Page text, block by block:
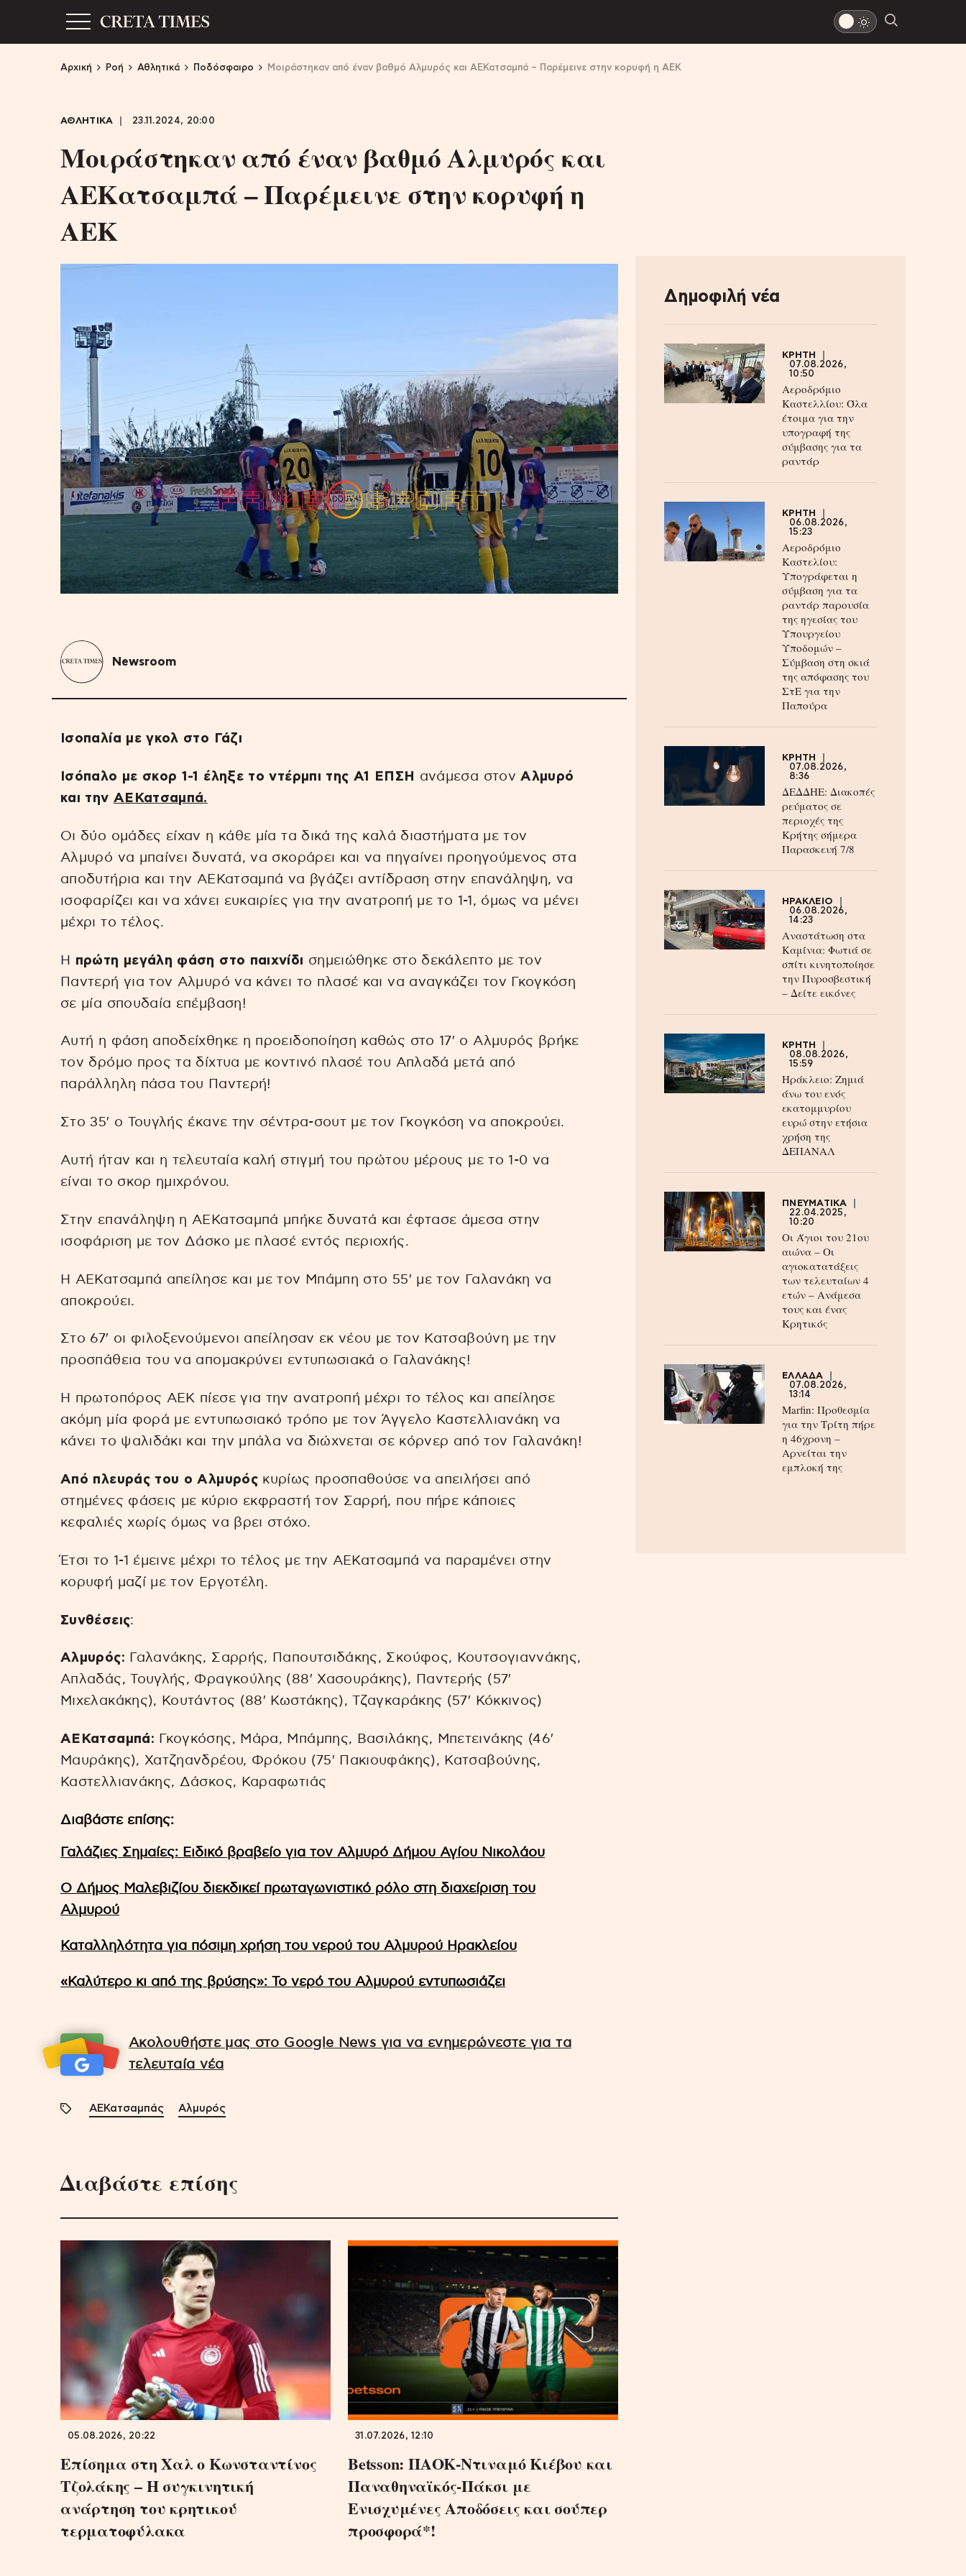
Αρχική Ροή Αθλητικά Ποδόσφαιρο Μοιράστηκαν από έναν βαθμό Αλμυρός και ΑΕΚατσαμπά – Παρέμεινε στην κορυφή η ΑΕΚ
ΑΘΛΗΤΙΚΑ 23.11.2024, 20:00
Μοιράστηκαν από έναν βαθμό Αλμυρός και
ΑΕΚατσαμπά – Παρέμεινε στην κορυφή η
ΑΕΚ
Newsroom
Ισοπαλία με γκολ στο Γάζι
Ισόπαλο με σκορ 1-1 έληξε το ντέρμπι της Α1 ΕΠΣΗ ανάμεσα στονΑλμυρό
και την ΑΕΚατσαμπά.
Οι δύο ομάδες είχαν η κάθε μία τα δικά της καλά διαστήματα με τον
Αλμυρό να μπαίνει δυνατά, να σκοράρει και να πηγαίνει προηγούμενος στα
αποδυτήρια και την ΑΕΚατσαμπά να βγάζει αντίδραση στην επανάληψη, να
ισοφαρίζει και να χάνει ευκαιρίες για την ανατροπή με το 1-1, όμως να μένει
μέχρι το τέλος.
Η πρώτη μεγάλη φάση στο παιχνίδι σημειώθηκε στο δεκάλεπτο με τον
Παντερή για τον Αλμυρό να κάνει το πλασέ και να αναγκάζει τον Γκογκόση
σε μία σπουδαία επέμβαση!
Αυτή η φάση αποδείχθηκε η προειδοποίηση καθώς στο 17′ ο Αλμυρός βρήκε
τον δρόμο προς τα δίχτυα με κοντινό πλασέ του Απλαδά μετά από
παράλληλη πάσα του Παντερή!
Στο 35′ ο Τουγλής έκανε την σέντρα-σουτ με τον Γκογκόση να αποκρούει.
Αυτή ήταν και η τελευταία καλή στιγμή του πρώτου μέρους με το 1-0 να
είναι το σκορ ημιχρόνου.
Στην επανάληψη η ΑΕΚατσαμπά μπήκε δυνατά και έφτασε άμεσα στην
ισοφάριση με τον Δάσκο με πλασέ εντός περιοχής.
Η ΑΕΚατσαμπά απείλησε και με τον Μπάμπη στο 55′ με τον Γαλανάκη να
αποκρούει.
Στο 67′ οι φιλοξενούμενοι απείλησαν εκ νέου με τον Κατσαβούνη με την
προσπάθεια του να απομακρύνει εντυπωσιακά ο Γαλανάκης!
Η πρωτοπόρος ΑΕΚ πίεσε για την ανατροπή μέχρι το τέλος και απείλησε
ακόμη μία φορά με εντυπωσιακό τρόπο με τον Άγγελο Καστελλιανάκη να
κάνει το ψαλιδάκι και την μπάλα να διώχνεται σε κόρνερ από τον Γαλανάκη!
Από πλευράς του ο Αλμυρός κυρίως προσπαθούσε να απειλήσει από
στημένες φάσεις με κύριο εκφραστή τον Σαρρή, που πήρε κάποιες
κεφαλιές χωρίς όμως να βρει στόχο.
Έτσι το 1-1 έμεινε μέχρι το τέλος με την ΑΕΚατσαμπά να παραμένει στην
κορυφή μαζί με τον Εργοτέλη.
Συνθέσεις:
Αλμυρός: Γαλανάκης, Σαρρής, Παπουτσιδάκης, Σκούφος, Κουτσογιαννάκης,
Απλαδάς, Τουγλής, Φραγκούλης (88′ Χασουράκης), Παντερής (57′
Μιχελακάκης), Κουτάντος (88′ Κωστάκης), Τζαγκαράκης (57′ Κόκκινος)
ΑΕΚατσαμπά: Γκογκόσης, Μάρα, Μπάμπης, Βασιλάκης, Μπετεινάκης (46′
Μαυράκης), Χατζηανδρέου, Φρόκου (75′ Πακιουφάκης), Κατσαβούνης,
Καστελλιανάκης, Δάσκος, Καραφωτιάς
Διαβάστε επίσης:
Γαλάζιες Σημαίες: Ειδικό βραβείο για τον Αλμυρό Δήμου Αγίου Νικολάου
Ο Δήμος Μαλεβιζίου διεκδικεί πρωταγωνιστικό ρόλο στη διαχείριση του
Αλμυρού
Καταλληλότητα για πόσιμη χρήση του νερού του Αλμυρού Ηρακλείου
«Καλύτερο κι από της βρύσης»: Το νερό του Αλμυρού εντυπωσιάζει
Ακολουθήστε μας στο Google News για να ενημερώνεστε για τα
τελευταία νέα
ΑΕΚατσαμπάς Αλμυρός
Διαβάστε επίσης
05.08.2026, 20:22
Επίσημα στη Χαλ ο Κωνσταντίνος
Τζολάκης – Η συγκινητική
ανάρτηση του κρητικού
τερματοφύλακα
31.07.2026, 12:10
Betsson: ΠΑΟΚ-Ντιναμό Κιέβου και
Παναθηναϊκός-Πάκσι με
Ενισχυμένες Αποδόσεις και σούπερ
προσφορά*!
Δημοφιλή νέα
ΚΡΗΤΗ
07.08.2026,
10:50
Αεροδρόμιο
Καστελλίου: Όλα
έτοιμα για την
υπογραφή της
σύμβασης για τα
ραντάρ
ΚΡΗΤΗ
06.08.2026,
15:23
Αεροδρόμιο
Καστελίου:
Υπογράφεται η
σύμβαση για τα
ραντάρ παρουσία
της ηγεσίας του
Υπουργείου
Υποδομών –
Σύμβαση στη σκιά
της απόφασης του
ΣτΕ για την
Παπούρα
ΚΡΗΤΗ
07.08.2026,
8:36
ΔΕΔΔΗΕ: Διακοπές
ρεύματος σε
περιοχές της
Κρήτης σήμερα
Παρασκευή 7/8
ΗΡΑΚΛΕΙΟ
06.08.2026,
14:23
Αναστάτωση στα
Καμίνια: Φωτιά σε
σπίτι κινητοποίησε
την Πυροσβεστική
– Δείτε εικόνες
ΚΡΗΤΗ
08.08.2026,
15:59
Ηράκλειο: Ζημιά
άνω του ενός
εκατομμυρίου
ευρώ στην ετήσια
χρήση της
ΔΕΠΑΝΑΛ
ΠΝΕΥΜΑΤΙΚΑ
22.04.2025,
10:20
Οι Άγιοι του 21ου
αιώνα – Οι
αγιοκατατάξεις
των τελευταίων 4
ετών – Ανάμεσα
τους και ένας
Κρητικός
ΕΛΛΑΔΑ
07.08.2026,
13:14
Marfin: Προθεσμία
για την Τρίτη πήρε
η 46χρονη –
Aρνείται την
εμπλοκή της